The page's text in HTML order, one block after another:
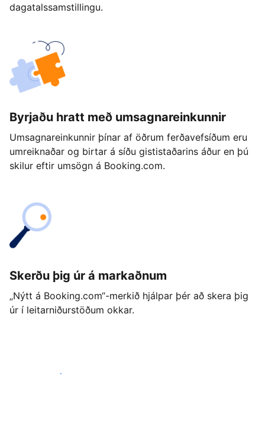
dagatalssamstillingu.
Byrjaðu hratt með umsagnareinkunnir
Umsagnareinkunnir þínar af öðrum ferðavefsíðum eru
umreiknaðar og birtar á síðu gististaðarins áður en þú
skilur eftir umsögn á Booking.com.
Skerðu þig úr á markaðnum
„Nýtt á Booking.com“-merkið hjálpar þér að skera þig
úr í leitarniðurstöðum okkar.
Byrjaðu strax í dag